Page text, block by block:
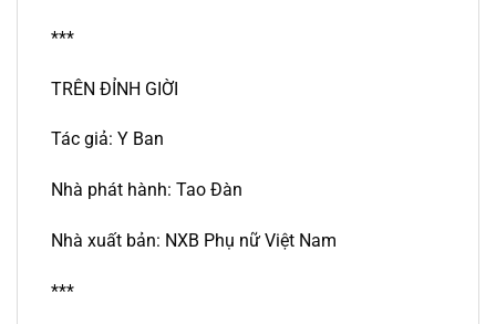
***
TRÊN ĐỈNH GIỜI
Tác giả: Y Ban
Nhà phát hành: Tao Đàn
Nhà xuất bản: NXB Phụ nữ Việt Nam
***